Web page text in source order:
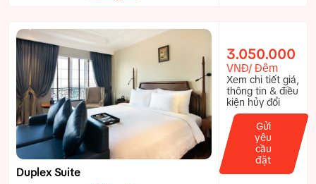
Duplex Suite
3.050.000
VNĐ/ Đêm
Xem chi tiết giá,
thông tin & điều
kiện hủy đổi
Gửi
yêu
cầu
đặt